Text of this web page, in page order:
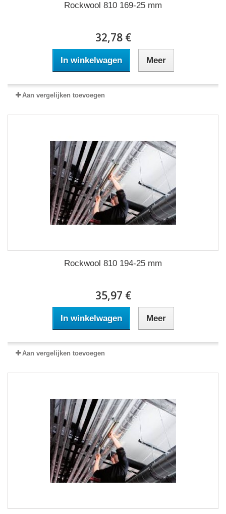
Rockwool 810 169-25 mm
32,78 €
In winkelwagen Meer
Aan vergelijken toevoegen
Rockwool 810 194-25 mm
35,97 €
In winkelwagen Meer
Aan vergelijken toevoegen